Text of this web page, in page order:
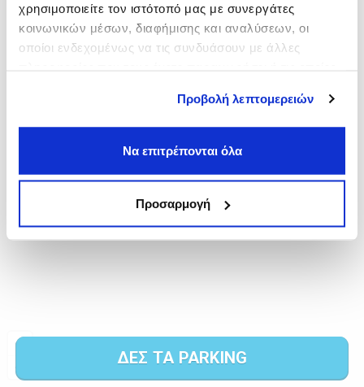
χρησιμοποιείτε τον ιστότοπό μας με συνεργάτες
κοινωνικών μέσων, διαφήμισης και αναλύσεων, οι
οποίοι ενδεχομένως να τις συνδυάσουν με άλλες
Προβολή λεπτομερειών
Να επιτρέπονται όλα
Προσαρμογή
ΔΕΣ ΤΑ PARKING